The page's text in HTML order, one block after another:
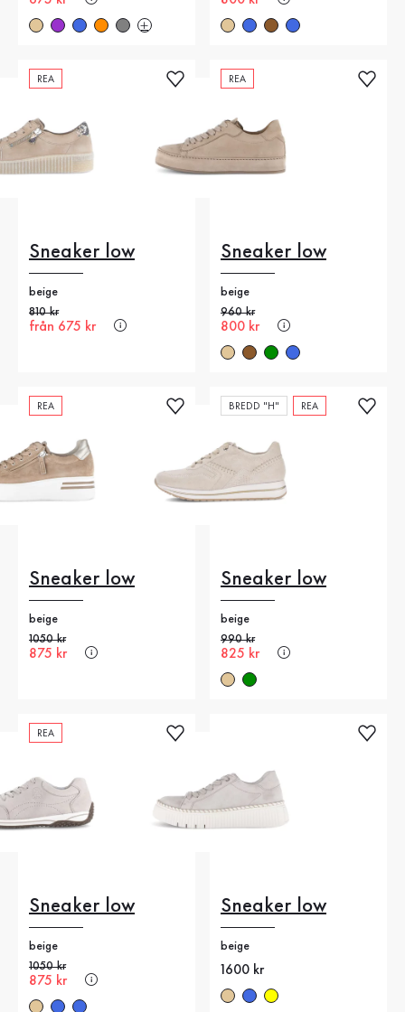
REA
Sneaker low
beige
Gammalt pris
810 kr
Nytt pris
från 675 kr
REA
Sneaker low
beige
Gammalt pris
960 kr
Nytt pris
800 kr
REA
Sneaker low
beige
Gammalt pris
1050 kr
Nytt pris
875 kr
BREDD "H" REA
Sneaker low
beige
Gammalt pris
990 kr
Nytt pris
825 kr
REA
Sneaker low
beige
Gammalt pris
1050 kr
Nytt pris
875 kr
Sneaker low
beige
Nytt pris
1600 kr